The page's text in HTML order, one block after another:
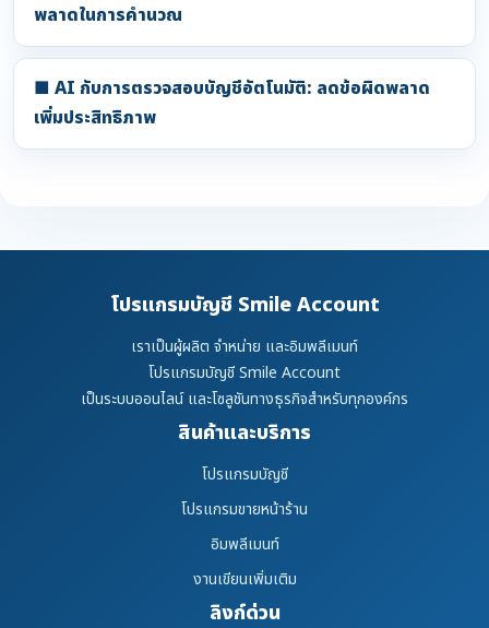
พลาดในการคำนวณ
■ AI กับการตรวจสอบบัญชีอัตโนมัติ: ลดข้อผิดพลาด
เพิ่มประสิทธิภาพ
โปรแกรมบัญชี Smile Account
เราเป็นผู้ผลิต จำหน่าย และอิมพลีเมนท์
โปรแกรมบัญชี Smile Account
เป็นระบบออนไลน์ และโซลูชันทางธุรกิจสำหรับทุกองค์กร
สินค้าและบริการ
โปรแกรมบัญชี
โปรแกรมขายหน้าร้าน
อิมพลีเมนท์
งานเขียนเพิ่มเติม
ลิงก์ด่วน